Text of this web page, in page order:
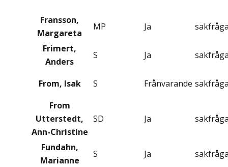
Fransson,
Margareta
MP Ja
Frimert,
Anders
S Ja
From, Isak S Frånvarande
From
Utterstedt,
Ann-Christine
SD Ja
Fundahn,
Marianne
S Ja